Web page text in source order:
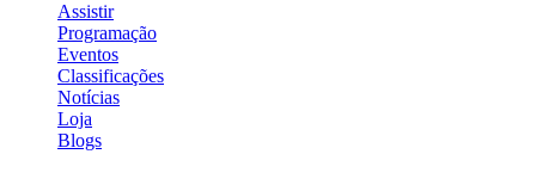
Assistir
Programação
Eventos
Classificações
Notícias
Loja
Blogs